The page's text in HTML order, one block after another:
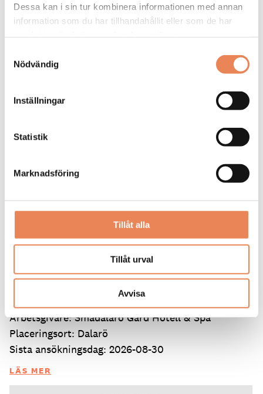
Dessa kan i sin tur kombinera informationen med annan
information som du har tillhandahållit eller som de har
Nödvändig
Inställningar
Statistik
Marknadsföring
Tillåt alla
Tillåt urval
Avvisa
Manager/Hotelldirektör
Arbetsgivare: Quality Hotel Grand
Sista ansökningsdag: 2026-09-04
Arbetsgivare: Smådalarö Gård Hotell & Spa
Placeringsort: Dalarö
Sista ansökningsdag: 2026-08-30
LÄS MER